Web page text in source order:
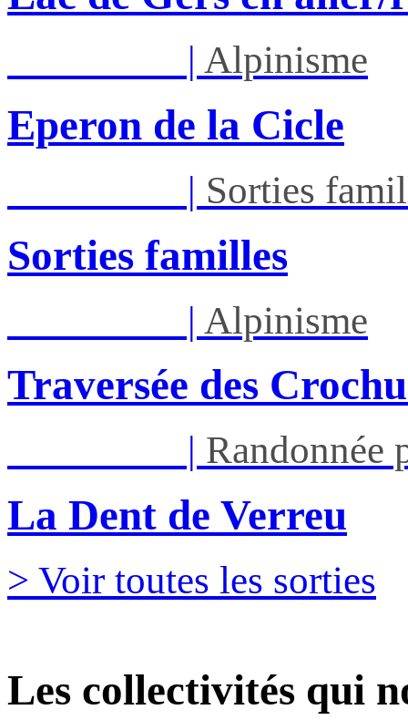
| Alpinisme
Eperon de la Cicle
| Sorties
Sorties familles
| Alpinisme
Traversée des
| Randonnée
La Dent de Verreu
> Voir toutes les sorties
Les collectivités qui